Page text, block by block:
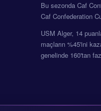
Bu sezonda Caf
Caf Confederation
USM Alger, 14
maçların %45'ini
genelinde 160'tan